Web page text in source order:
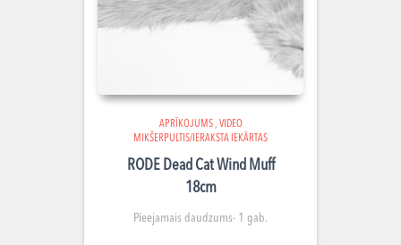
APRĪKOJUMS, VIDEO
MIKŠERPULTIS/IERAKSTA IEKĀRTAS
RODE Dead Cat Wind Muff
18cm
Pieejamais daudzums- 1 gab.